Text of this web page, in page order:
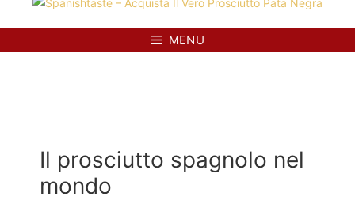
MENU
MENU
Il prosciutto spagnolo nel
mondo